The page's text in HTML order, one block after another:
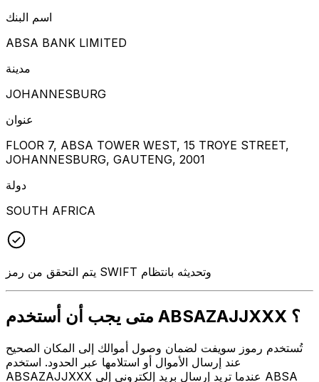
اسم البنك
ABSA BANK LIMITED
مدينة
JOHANNESBURG
عنوان
FLOOR 7, ABSA TOWER WEST, 15 TROYE STREET,
JOHANNESBURG, GAUTENG, 2001
دولة
SOUTH AFRICA
يتم التحقق من رمز SWIFT وتحديثه بانتظام
متى يجب أن أستخدم ABSAZAJJXXX ؟
تُستخدم رموز سويفت لضمان وصول أموالك إلى المكان الصحيح
عند إرسال الأموال أو استلامها عبر الحدود. استخدم
ABSAZAJJXXX عندما تريد إرسال بريد إلكتروني إلى ABSA